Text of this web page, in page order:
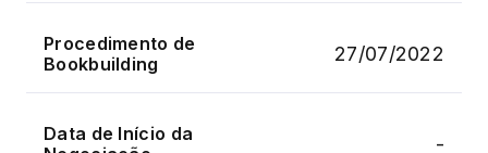
Procedimento de
Bookbuilding
27/07/2022
Data de Início da
-